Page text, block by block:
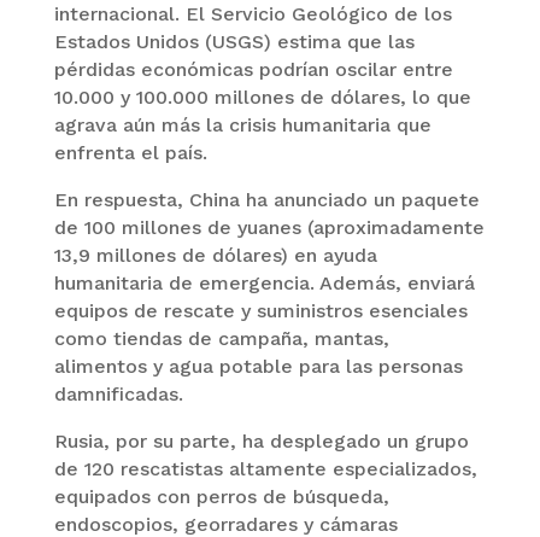
internacional. El Servicio Geológico de los
Estados Unidos (USGS) estima que las
pérdidas económicas podrían oscilar entre
10.000 y 100.000 millones de dólares, lo que
agrava aún más la crisis humanitaria que
enfrenta el país.
En respuesta, China ha anunciado un paquete
de 100 millones de yuanes (aproximadamente
13,9 millones de dólares) en ayuda
humanitaria de emergencia. Además, enviará
equipos de rescate y suministros esenciales
como tiendas de campaña, mantas,
alimentos y agua potable para las personas
damnificadas.
Rusia, por su parte, ha desplegado un grupo
de 120 rescatistas altamente especializados,
equipados con perros de búsqueda,
endoscopios, georradares y cámaras